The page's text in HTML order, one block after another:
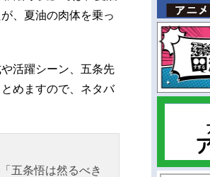
、夏油の肉体を乗っ
活躍シーン、五条先
めますので、ネタバ
五条悟は然るべき